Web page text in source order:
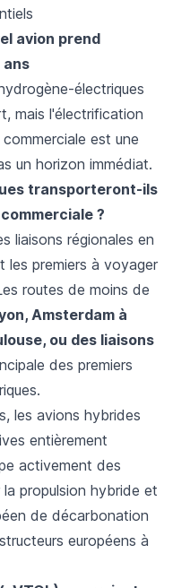
avion prend
ans
électriques
mais l'électrification
est une
un horizon immédiat.
transporteront-ils
?
liaisons régionales en
les premiers à voyager
routes de moins de
Amsterdam à
ou des liaisons
des premiers
les avions hybrides
entièrement
activement des
propulsion hybride et
de décarbonation
européens à